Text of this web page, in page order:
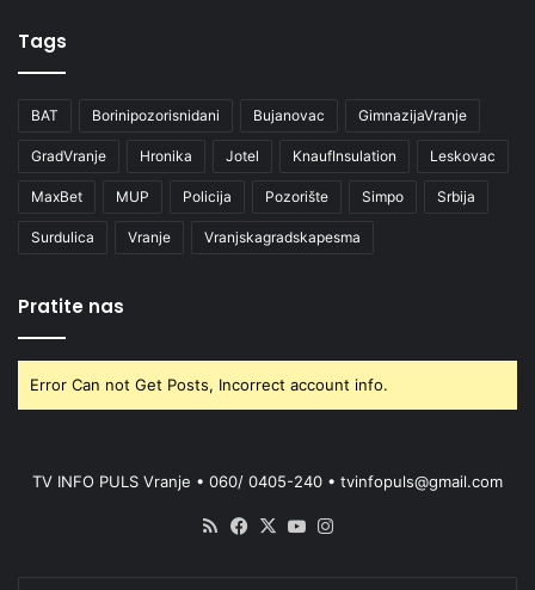
Tags
BAT Borinipozorisnidani Bujanovac GimnazijaVranje
GradVranje Hronika Jotel KnaufInsulation Leskovac
MaxBet MUP Policija Pozorište Simpo Srbija
Surdulica Vranje Vranjskagradskapesma
Pratite nas
Error Can not Get Posts, Incorrect account info.
TV INFO PULS Vranje • 060/ 0405-240 • tvinfopuls@gmail.com
RSS Facebook
X YouTube